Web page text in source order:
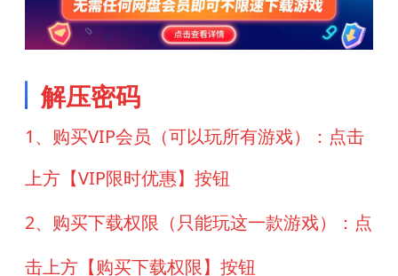
解压密码
1、购买VIP会员（可以玩所有游戏）：点击
上方【VIP限时优惠】按钮
2、购买下载权限（只能玩这一款游戏）：点
击上方【购买下载权限】按钮